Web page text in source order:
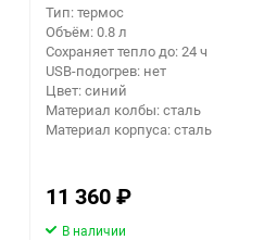
Тип: термос
Объём: 0.8 л
Сохраняет тепло до: 24 ч
USB-подогрев: нет
Цвет: синий
Материал колбы: сталь
Материал корпуса: сталь
11 360₽
В наличии